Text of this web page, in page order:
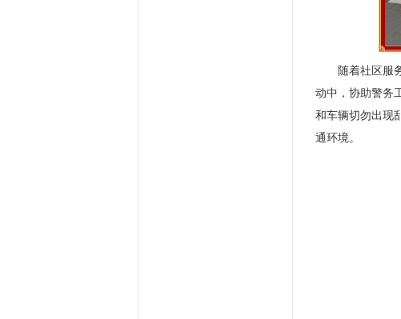
随着社区服
动中，协助警务
和车辆切勿出现
通环境。